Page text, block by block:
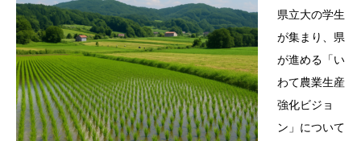
県立大の学生
が集まり、県
が進める「い
わて農業生産
強化ビジョ
ン」について